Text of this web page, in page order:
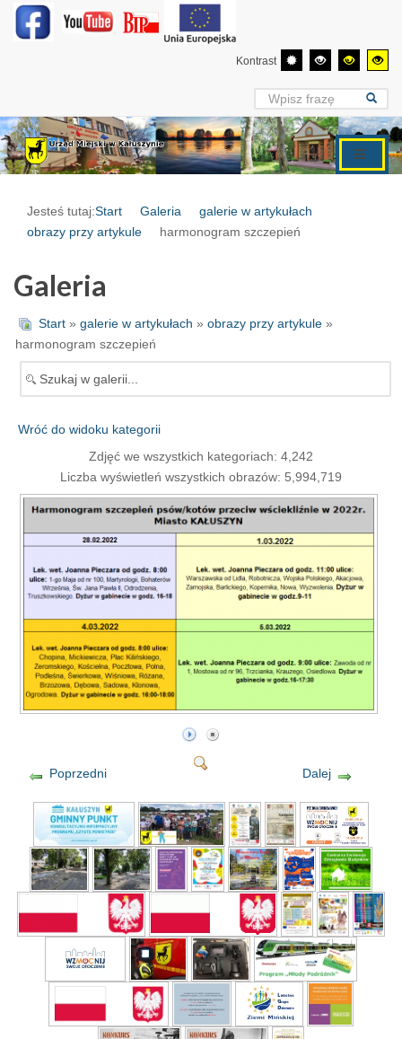
Kontrast
Jesteś tutaj:Start Galeria
galerie w artykułach
obrazy przy artykule
harmonogram szczepień
Galeria
Start » galerie w artykułach » obrazy przy artykule »
harmonogram szczepień
Wróć do widoku kategorii
Zdjęć we wszystkich kategoriach: 4,242
Liczba wyświetleń wszystkich obrazów: 5,994,719
Poprzedni Dalej